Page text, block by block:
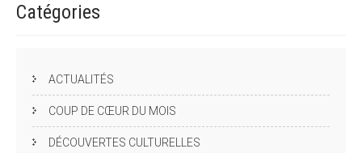
Catégories
ACTUALITÉS
COUP DE CŒUR DU MOIS
DÉCOUVERTES CULTURELLES